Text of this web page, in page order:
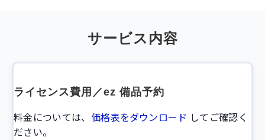
サービス内容
ライセンス費用／ez 備品予約
料金については、 価格表をダウンロード してご確認く
ださい。